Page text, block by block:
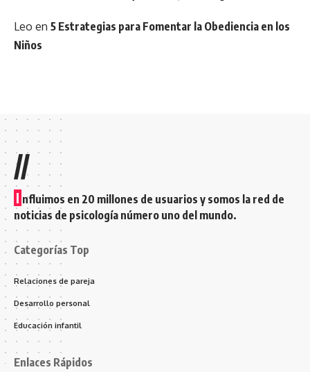
Leo en 5 Estrategias para Fomentar la Obediencia en los
Niños
//
I nfluimos en 20 millones de usuarios y somos la red de
noticias de psicología número uno del mundo.
Categorías Top
Relaciones de pareja
Desarrollo personal
Educación infantil
Enlaces Rápidos